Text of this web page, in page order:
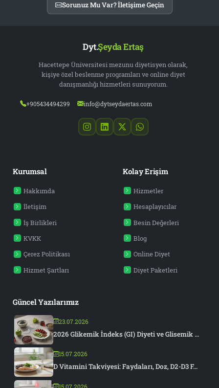
Sorunuz Mu Var? İletişime Geçin
Dyt.Şeyda Ertaş
Hacettepe Üniversitesi mezunu diyetisyen olarak,
kişiye özel beslenme programları ve online diyet
danışmanlığı hizmetleri sunuyorum.
+905434494299 info@dytseydaertas.com
Kurumsal
Hakkımda
İletişim
İş Birlikleri
KVKK
Çerez Politikası
Hizmet Şartları
Kolay Erişim
Hizmetler
Hesaplayıcılar
Besin Değerleri
Blog
Online Diyet
Diyet Paketleri
Güncel Yazılarımız
23.07.2026
2026 Glikemik İndeks (GI) Diyeti ve Glisemik ...
15.07.2026
D Vitamini Takviyesi: Faydaları, Doz, D2-D3 F...
15.07.2026